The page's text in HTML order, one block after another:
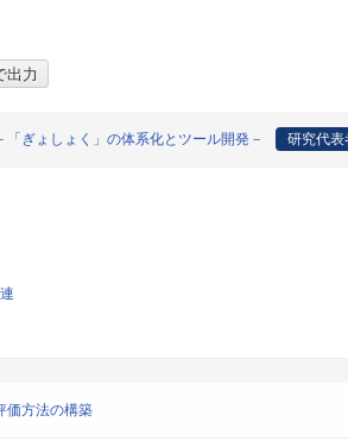
ぎょしょく」の体系化とツール開発－ 研究代表
価方法の構築